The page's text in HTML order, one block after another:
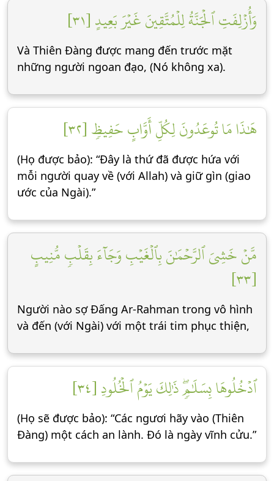
وَأُزۡلِفَتِ ٱلۡجَنَّةُ لِلۡمُتَّقِينَ غَيۡرَ بَعِيدٍ [٣١]
Và Thiên Đàng được mang đến trước mặt
những người ngoan đạo, (Nó không xa).
هَٰذَا مَا تُوعَدُونَ لِكُلِّ أَوَّابٍ حَفِيظٖ [٣٢]
(Họ được bảo): “Đây là thứ đã được hứa với
mỗi người quay về (với Allah) và giữ gìn (giao
ước của Ngài).”
مَّنۡ خَشِيَ ٱلرَّحۡمَٰنَ بِٱلۡغَيۡبِ وَجَآءَ بِقَلۡبٖ مُّنِيبٍ
[٣٣]
Người nào sợ Đấng Ar-Rahman trong vô hình
và đến (với Ngài) với một trái tim phục thiện,
ٱدۡخُلُوهَا بِسَلَٰمٖۖ ذَٰلِكَ يَوۡمُ ٱلۡخُلُودِ [٣٤]
(Họ sẽ được bảo): “Các ngươi hãy vào (Thiên
Đàng) một cách an lành. Đó là ngày vĩnh cửu.”